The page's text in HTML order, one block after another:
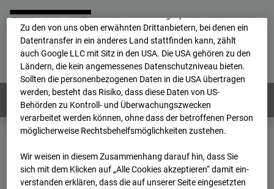
Home E-Mail Impressum
Login
Deutsch / English
Webcams: Alle Länder
Home Deutschland
GC-101 - BV-Seed-FFM
Archiv
2026 07 08 13:45
ein anderes Land transferiert und dort gespeichert werden.
Zu den von uns oben erwähnten Drittanbietern, bei denen ein
Datentransfer in ein anderes Land stattfinden kann, zählt
auch Google LLC mit Sitz in den USA. Die USA gehören zu den
Ländern, die kein angemessenes Datenschutzniveau bieten.
Sollten die personenbezogenen Daten in die USA übertragen
werden, besteht das Risiko, dass diese Daten von US-
Behörden zu Kontroll- und Überwachungszwecken
verarbeitet werden können, ohne dass der betroffenen Person
möglicherweise Rechtsbehelfsmöglichkeiten zustehen.
Wir weisen in diesem Zusammenhang darauf hin, dass Sie
sich mit dem Klicken auf „Alle Cookies akzeptieren“ damit ein­
ver­standen erklären, dass die auf unserer Seite eingesetzten